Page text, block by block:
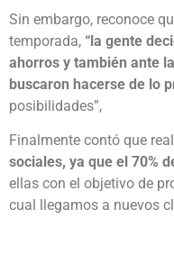
Sin embargo, reconoce
temporada, “la gente
ahorros y también ante
buscaron hacerse de lo
posibilidades”,
Finalmente contó que
sociales, ya que el 70%
ellas con el objetivo de
cual llegamos a nuevos